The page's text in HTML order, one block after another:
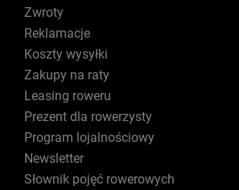
Zwroty
Reklamacje
Koszty wysyłki
Zakupy na raty
Leasing roweru
Prezent dla rowerzysty
Program lojalnościowy
Newsletter
Słownik pojęć rowerowych